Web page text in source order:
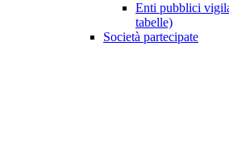
Enti pubblici
tabelle)
Società partecipate